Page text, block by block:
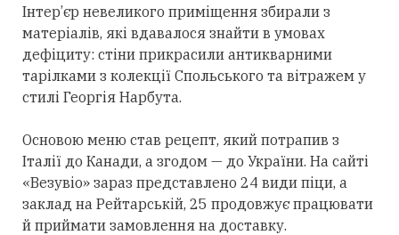
Інтер’єр невеликого приміщення збирали з
матеріалів, які вдавалося знайти в умовах
дефіциту: стіни прикрасили антикварними
тарілками з колекції Спольського та вітражем у
стилі Георгія Нарбута.
Основою меню став рецепт, який потрапив з
Італії до Канади, а згодом — до України. На сайті
«Везувіо» зараз представлено 24 види піци, а
заклад на Рейтарській, 25 продовжує працювати
й приймати замовлення на доставку.